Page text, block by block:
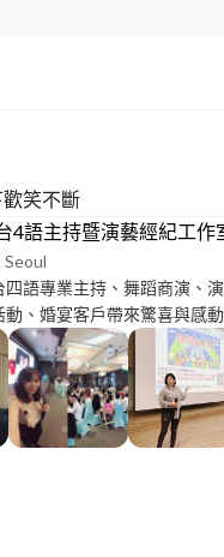
笑不斷
Seoul
四語專業主持、舞蹈商演、
婚宴客戶帶來驚喜與感動! 所有活動
演、婚宴規劃主持、品牌平
拍攝演員需求等全方位服
詢問 （全台灣及海外主持服
P77Czv6GImE
xjJqA3PfaPM 2、